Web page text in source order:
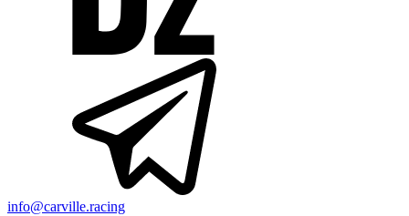
info@carville.racing